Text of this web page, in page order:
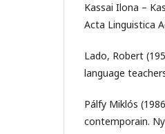
Kassai Ilona –
Acta Linguistica
Lado, Robert
language
Pálfy Miklós
contemporain.